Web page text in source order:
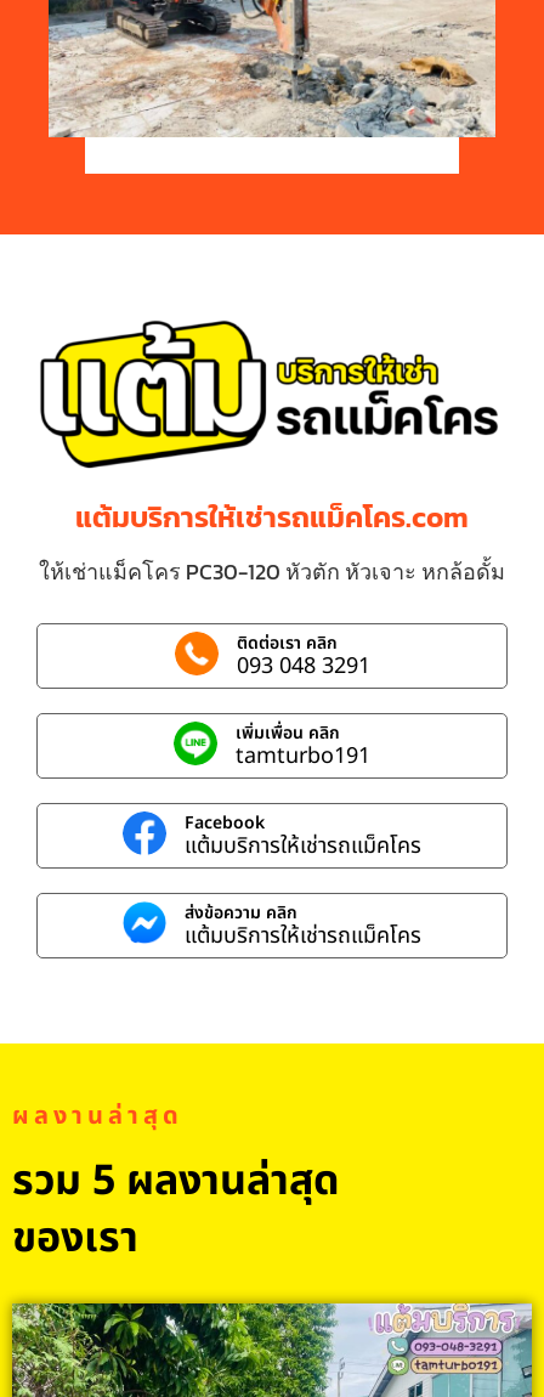
แต้มบริการให้เช่ารถแม็คโคร.com
ให้เช่าแม็คโคร PC30-120 หัวตัก หัวเจาะ หกล้อดั้ม
ติดต่อเรา คลิก
093 048 3291
เพิ่มเพื่อน คลิก
tamturbo191
Facebook
แต้มบริการให้เช่ารถแม็คโคร
ส่งข้อความ คลิก
แต้มบริการให้เช่ารถแม็คโคร
ผลงานล่าสุด
รวม 5 ผลงานล่าสุด
ของเรา